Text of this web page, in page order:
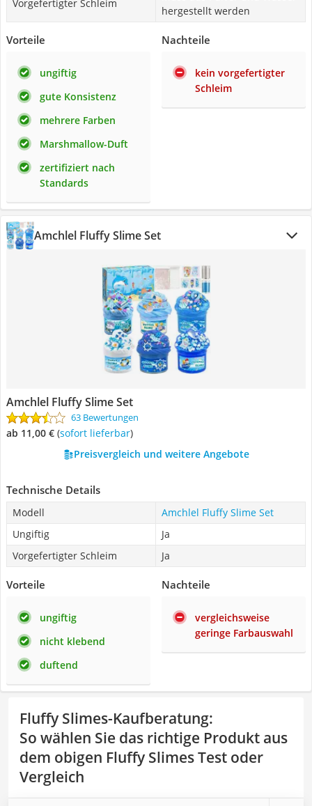
Vorgefertigter Schleim
hergestellt werden
Vorteile
ungiftig
gute Konsistenz
mehrere Farben
Marshmallow-Duft
zertifiziert nach
Standards
Nachteile
kein vorgefertigter
Schleim
Amchlel Fluffy Slime Set
Amchlel Fluffy Slime Set
63 Bewertungen
ab 11,00 € ( Sofort lieferbar)
Preisvergleich und weitere Angebote
Technische Details
Modell
Amchlel Fluffy Slime Set
Ungiftig
Ja
Vorgefertigter Schleim
Ja
Vorteile
ungiftig
nicht klebend
duftend
Nachteile
vergleichsweise
geringe Farbauswahl
Fluffy Slimes-Kaufberatung:
So wählen Sie das richtige Produkt aus
dem obigen Fluffy Slimes Test oder
Vergleich